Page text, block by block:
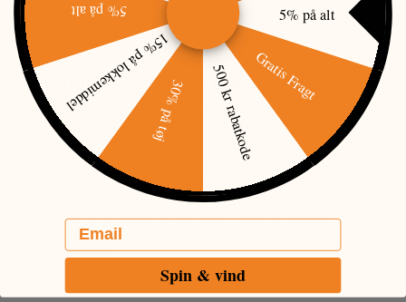
pakken indeholder 8 stk.
FORBEHOLD FOR PRODUKTINFORMATION
OVENSTÅENDE INFORMATIONER OG SPECIFIKATIONER KAN LØBENDE
ÆNDRES. I TILFÆLDE AF TRYKFEJL VEDRØRENDE PRIS ELLER UDSOLGTE
VARER BESTRÆBER VI OS PÅ HURTIGST MULIGT AT OPDATERE SIDEN.
HVIS EN PRIS ER ÅBENLYST FORKERT, ER JAGT-JAKT IKKE FORPLIGTET TIL
AT LEVERE DET PÅGÆLDENDE PRODUKT TIL DEN FORKERTE PRIS. ENKELTE
TEKSTER KAN VÆRE AUTOGENEREREDE ELLER MASKINOVERSATTE, OG DER
KAN DERFOR FOREKOMME TEKSTER, SOM VIRKER MISVISENDE.
ANMELDELSER
5% på alt
Gratis Fragt
500 kr rabatkode
30% på tøj
15% på lokkemiddel
5% på alt
Email
Spin & vind